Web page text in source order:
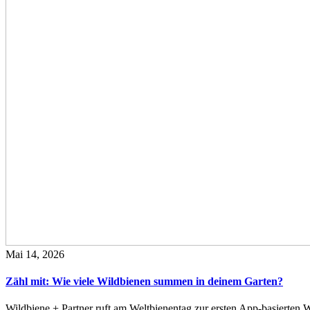
Mai 14, 2026
Zähl mit: Wie viele Wildbienen summen in deinem Garten?